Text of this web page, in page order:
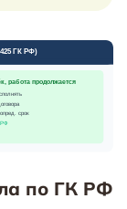
по ГК РФ